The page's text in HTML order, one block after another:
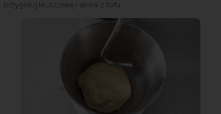
przygotuj kruszonkę i serek z tofu.